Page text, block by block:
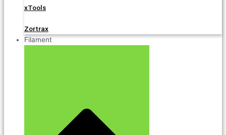
xTools
Zortrax
Filament